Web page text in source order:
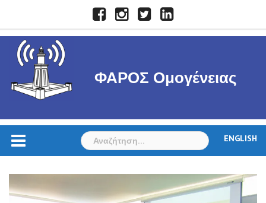
FacebookInstagramTwitterLinkedIn
ΦΑΡΟΣ Ομογένειας
ENGLISH
Αναζήτηση
για: